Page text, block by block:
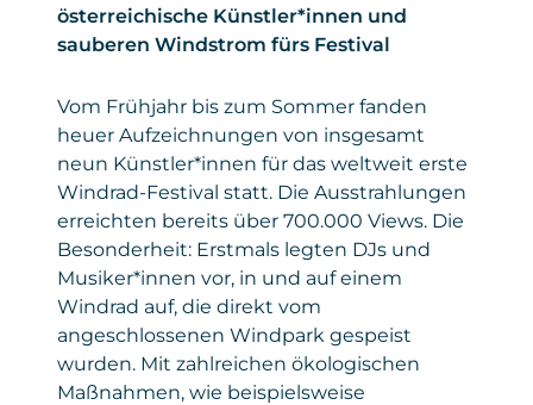
österreichische Künstler*innen und
sauberen Windstrom fürs Festival
Vom Frühjahr bis zum Sommer fanden
heuer Aufzeichnungen von insgesamt
neun Künstler*innen für das weltweit erste
Windrad-Festival statt. Die Ausstrahlungen
erreichten bereits über 700.000 Views. Die
Besonderheit: Erstmals legten DJs und
Musiker*innen vor, in und auf einem
Windrad auf, die direkt vom
angeschlossenen Windpark gespeist
wurden. Mit zahlreichen ökologischen
Maßnahmen, wie beispielsweise